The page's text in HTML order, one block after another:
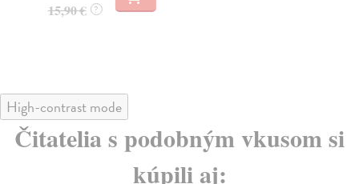
15,90 € ?
High-contrast mode
Čitatelia s podobným vkusom si
kúpili aj: